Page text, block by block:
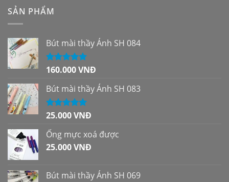
SẢN PHẨM
Bút mài thầy Ánh SH 084
Được xếp
sao
160.000VNĐ
Bút mài thầy Ánh SH 083
Được xếp
sao
25.000VNĐ
Ống mực xoá được
25.000VNĐ
Bút mài thầy Ánh SH 069